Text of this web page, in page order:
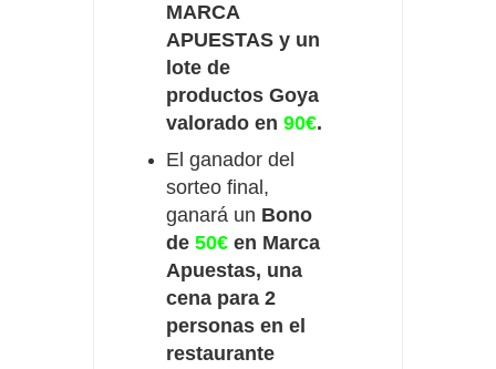
MARCA
APUESTAS y un
lote de
productos Goya
valorado en 90€.
El ganador del
sorteo final,
ganará un Bono
de 50€ en Marca
Apuestas, una
cena para 2
personas en el
restaurante